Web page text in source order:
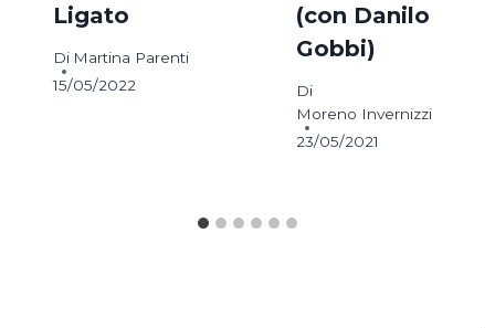
Ligato
Di Martina Parenti
15/05/2022
(con Danilo
Gobbi)
Di
Moreno Invernizzi
23/05/2021